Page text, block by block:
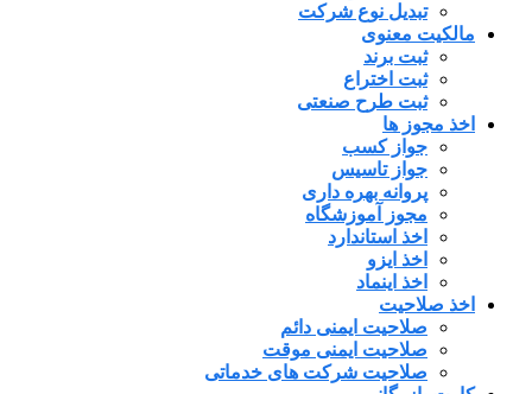
تبدیل نوع شرکت
مالکیت معنوی
ثبت برند
ثبت اختراع
ثبت طرح صنعتی
اخذ مجوز ها
جواز کسب
جواز تاسیس
پروانه بهره داری
مجوز آموزشگاه
اخذ استاندارد
اخذ ایزو
اخذ اینماد
اخذ صلاحیت
صلاحیت ایمنی دائم
صلاحیت ایمنی موقت
صلاحیت شرکت های خدماتی